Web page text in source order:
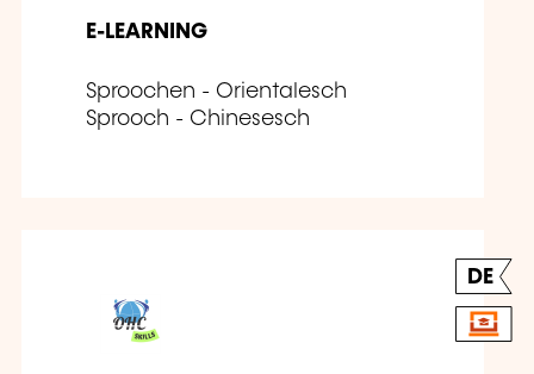
E-LEARNING
Sproochen - Orientalesch
Sprooch - Chinesesch
DE